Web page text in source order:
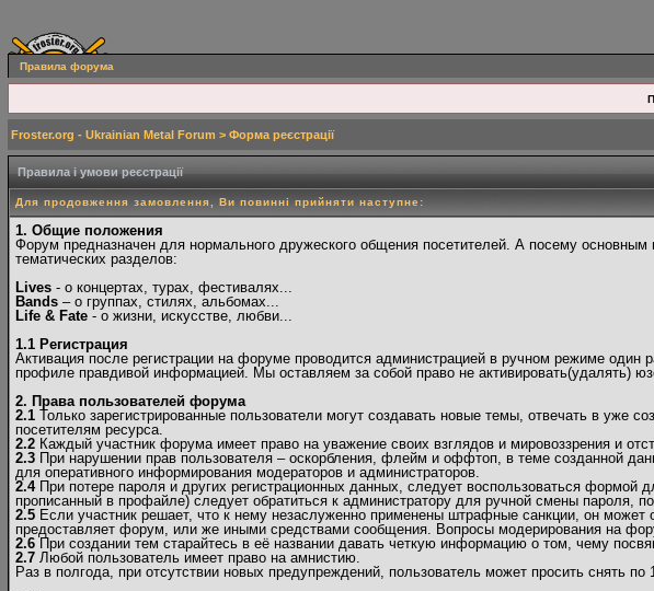
Правила форума
Froster.org - Ukrainian Metal Forum > Форма реєстрації
Правила і умови реєстрації
Для продовження замовлення, Ви повинні прийняти наступне:
1. Общие положения
Форум предназначен для нормального дружеского общения посетителей. А посему
тематических разделов:
Lives - о концертах, турах, фестивалях...
Bands – о группах, стилях, альбомах...
Life & Fate - о жизни, искусстве, любви...
1.1 Регистрация
Активация после регистрации на форуме проводится администрацией в ручном режиме
профиле правдивой информацией. Мы оставляем за собой право не активировать(удалять)
2. Права пользователей форума
2.1 Только зарегистрированные пользователи могут создавать новые темы, отвечать в
посетителям ресурса.
2.2 Каждый участник форума имеет право на уважение своих взглядов и мировоззрения и
2.3 При нарушении прав пользователя – оскорбления, флейм и оффтоп, в теме созданной
для оперативного информирования модераторов и администраторов.
2.4При потере пароля и других регистрационных данных, следует воспользоваться формой
прописанный в профайле) следует обратиться к администратору для ручной смены пароля,
2.5 Если участник решает, что к нему незаслуженно применены штрафные санкции, он
предоставляет форум, или же иными средствами сообщения. Вопросы модерирования на
2.6 При создании тем старайтесь в её названии давать четкую информацию о том, чему
2.7 Любой пользователь имеет право на амнистию.
Раз в полгода, при отсутствии новых предупреждений, пользователь может просить